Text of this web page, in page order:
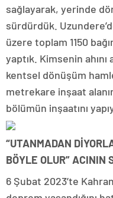
sağlayarak, yerinde
sürdürdük.
üzere toplam 1150
yaptık. Kimsenin
kentsel dönüşüm
metrekare inşaat
bölümün inşaatını
“UTANMADAN
BÖYLE OLUR” ACININ
6 Şubat 2023’te